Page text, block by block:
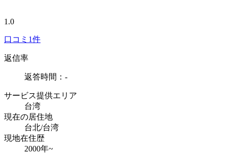
1.0
口コミ 1件
返信率
返答時間：-
サービス提供エリア
台湾
現在の居住地
台北/台湾
現地在住歴
2000年~